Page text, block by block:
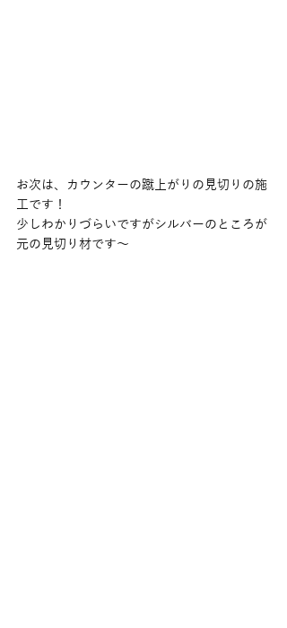
お次は、カウンターの蹴上がりの見切りの施
工です！
少しわかりづらいですがシルバーのところが
元の見切り材です〜